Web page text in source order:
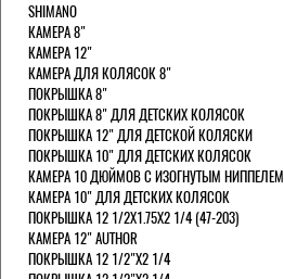
SHIMANO
КАМЕРА 8"
КАМЕРА 12"
КАМЕРА ДЛЯ КОЛЯСОК 8"
ПОКРЫШКА 8"
ПОКРЫШКА 8" ДЛЯ ДЕТСКИХ КОЛЯСОК
ПОКРЫШКА 12" ДЛЯ ДЕТСКОЙ КОЛЯСКИ
ПОКРЫШКА 10" ДЛЯ ДЕТСКИХ КОЛЯСОК
КАМЕРА 10 ДЮЙМОВ С ИЗОГНУТЫМ НИППЕЛЕМ
КАМЕРА 10" ДЛЯ ДЕТСКИХ КОЛЯСОК
ПОКРЫШКА 12 1/2X1.75X2 1/4 (47-203)
КАМЕРА 12" AUTHOR
ПОКРЫШКА 12 1/2"Х2 1/4